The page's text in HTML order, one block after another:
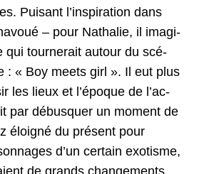
Puisant l’in­spi­ra­tion dans
– pour Nathalie, il imag­i­
qui tourn­erait autour du scé­
: « Boy meets girl ». Il eut plus
les lieux et l’époque de l’ac­
par débus­quer un moment de
éloigné du présent pour
d’un cer­tain exo­tisme,
de grands change­ments